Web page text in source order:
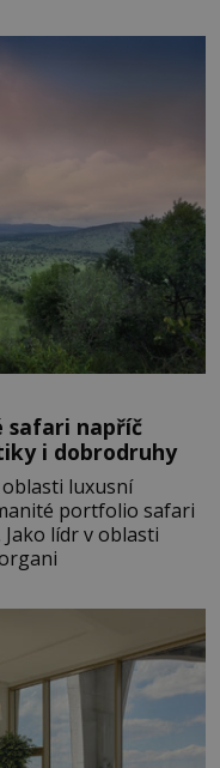
safari napříč
i dobrodruhy
luxusní
portfolio safari
lídr v oblasti